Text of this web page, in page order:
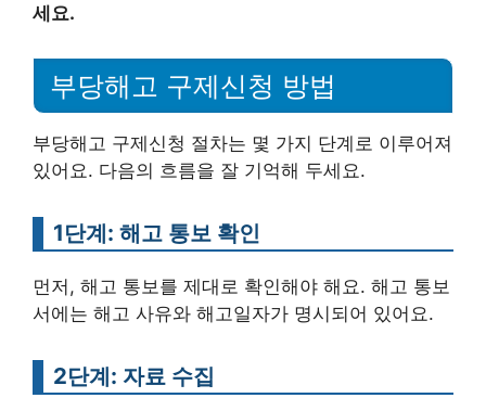
세요.
부당해고 구제신청 방법
부당해고 구제신청 절차는 몇 가지 단계로 이루어져
있어요. 다음의 흐름을 잘 기억해 두세요.
1단계: 해고 통보 확인
먼저, 해고 통보를 제대로 확인해야 해요. 해고 통보
서에는 해고 사유와 해고일자가 명시되어 있어요.
2단계: 자료 수집